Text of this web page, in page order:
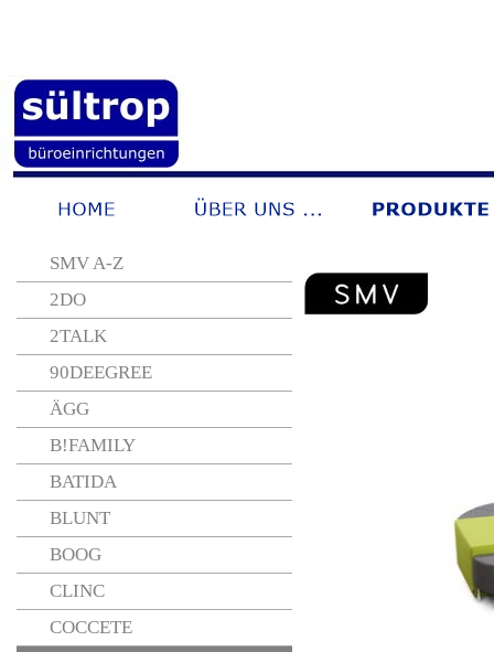
SMV A-Z
2DO
2TALK
90DEEGREE
ÄGG
B!FAMILY
BATIDA
BLUNT
BOOG
CLINC
COCCETE